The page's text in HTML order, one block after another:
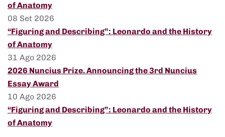
of Anatomy
08 Set 2026
“Figuring and Describing”: Leonardo and the History
of Anatomy
31 Ago 2026
2026 Nuncius Prize. Announcing the 3rd Nuncius
Essay Award
10 Ago 2026
“Figuring and Describing”: Leonardo and the History
of Anatomy